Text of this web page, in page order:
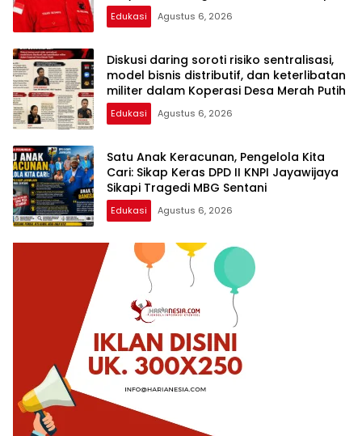
Kita
Edukasi Agustus 6, 2026
Diskusi daring soroti risiko sentralisasi,
model bisnis distributif, dan keterlibatan
militer dalam Koperasi Desa Merah Putih
Edukasi Agustus 6, 2026
Satu Anak Keracunan, Pengelola Kita
Cari: Sikap Keras DPD II KNPI Jayawijaya
Sikapi Tragedi MBG Sentani
Edukasi Agustus 6, 2026